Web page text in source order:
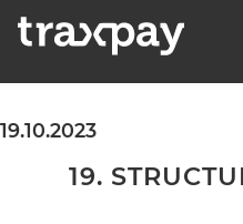
Skip to content
19.10.2023
19.